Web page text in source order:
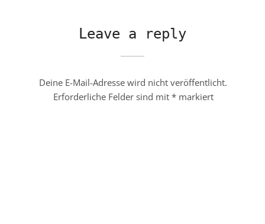
Leave a reply
Deine E-Mail-Adresse wird nicht veröffentlicht.
Erforderliche Felder sind mit *markiert